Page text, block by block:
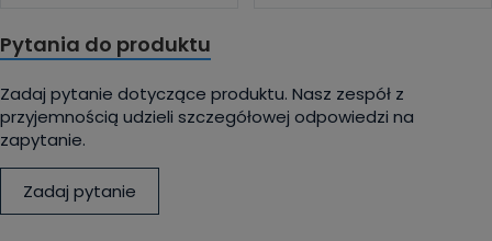
Pytania do produktu
Zadaj pytanie dotyczące produktu. Nasz zespół z
przyjemnością udzieli szczegółowej odpowiedzi na
zapytanie.
Zadaj pytanie